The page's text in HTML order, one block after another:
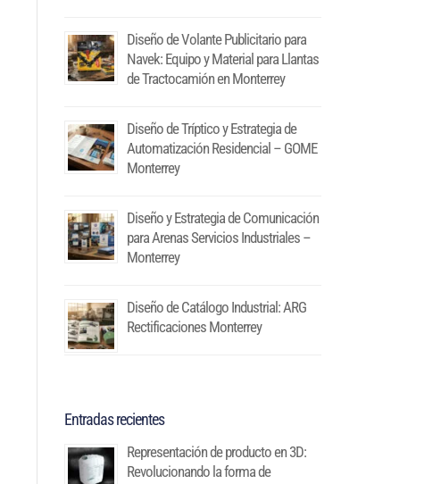
Diseño de Volante Publicitario para
Navek: Equipo y Material para Llantas
de Tractocamión en Monterrey
Diseño de Tríptico y Estrategia de
Automatización Residencial – GOME
Monterrey
Diseño y Estrategia de Comunicación
para Arenas Servicios Industriales –
Monterrey
Diseño de Catálogo Industrial: ARG
Rectificaciones Monterrey
Entradas recientes
Representación de producto en 3D:
Revolucionando la forma de